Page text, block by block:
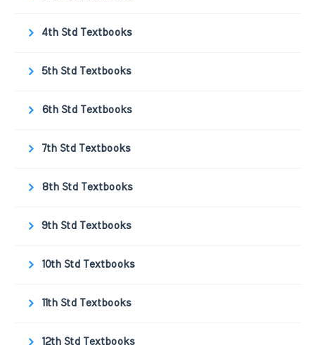
4th Std Textbooks
5th Std Textbooks
6th Std Textbooks
7th Std Textbooks
8th Std Textbooks
9th Std Textbooks
10th Std Textbooks
11th Std Textbooks
12th Std Textbooks